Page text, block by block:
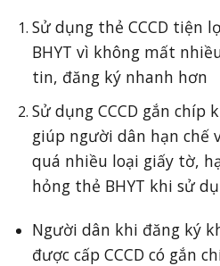
Sử dụng thẻ CCCD tiện
BHYT vì không mất
tin, đăng ký nhanh hơn
Sử dụng CCCD gắn chíp
giúp người dân hạn chế
quá nhiều loại giấy tờ,
hỏng thẻ BHYT khi sử
Người dân khi đăng ký
được cấp CCCD có gắn